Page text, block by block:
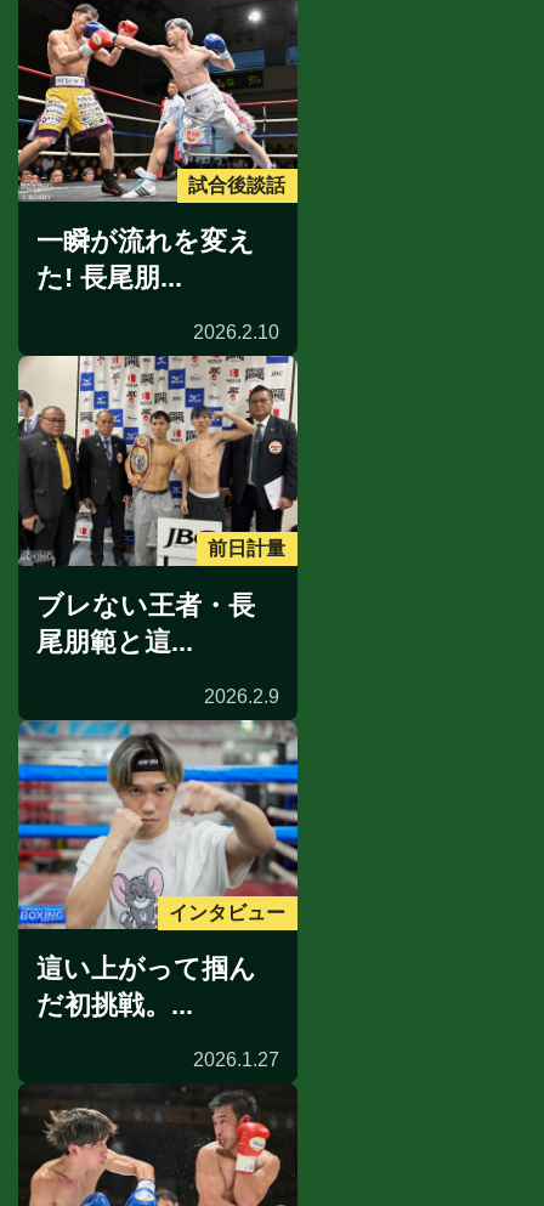
試合後談話
一瞬が流れを変え
た! 長尾朋...
2026.2.10
前日計量
ブレない王者・長
尾朋範と這...
2026.2.9
インタビュー
這い上がって掴ん
だ初挑戦。...
2026.1.27